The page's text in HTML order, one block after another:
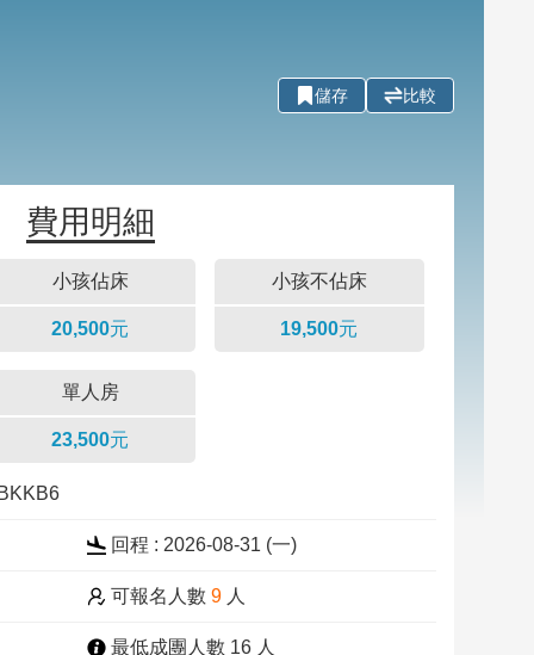
儲存 比較
費用明細
小孩佔床 小孩不佔床
20,500元 19,500元
單人房
23,500元
回程 : 2026-08-31 (一)
可報名人數 9人
最低成團人數 16 人